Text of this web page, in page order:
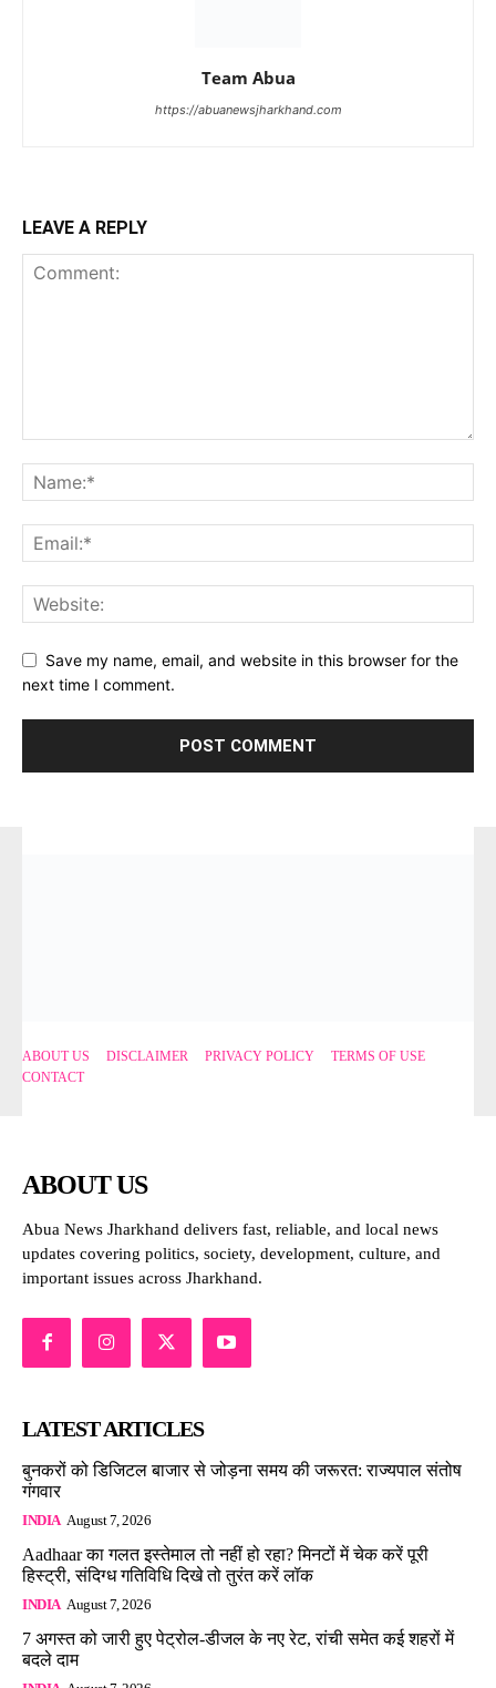
Team Abua
https://abuanewsjharkhand.com
LEAVE A REPLY
Save my name, email, and website in this browser for the
next time I comment.
ABOUT US DISCLAIMER PRIVACY POLICY
TERMS OF USE
CONTACT
ABOUT US
Abua News Jharkhand delivers fast, reliable, and local news
updates covering politics, society, development, culture, and
important issues across Jharkhand.
LATEST ARTICLES
बुनकरों को डिजिटल बाजार से जोड़ना समय की जरूरत: राज्यपाल संतोष
गंगवार
INDIA August 7, 2026
Aadhaar का गलत इस्तेमाल तो नहीं हो रहा? मिनटों में चेक करें पूरी
हिस्ट्री, संदिग्ध गतिविधि दिखे तो तुरंत करें लॉक
INDIA August 7, 2026
7 अगस्त को जारी हुए पेट्रोल-डीजल के नए रेट, रांची समेत कई शहरों में
बदले दाम